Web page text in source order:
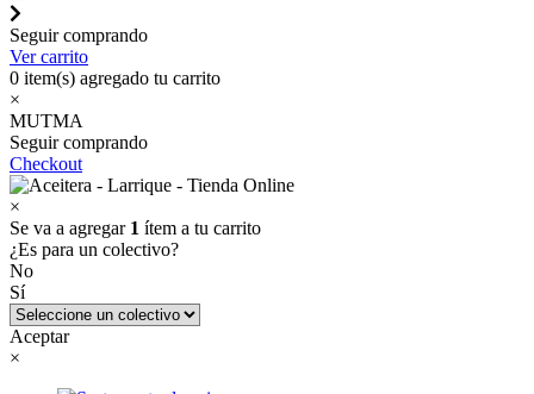
Seguir comprando
Ver carrito
0 item(s) agregado tu carrito
×
MUTMA
Seguir comprando
Checkout
×
Se va a agregar 1 ítem a tu carrito
¿Es para un colectivo?
No
Sí
Aceptar
×